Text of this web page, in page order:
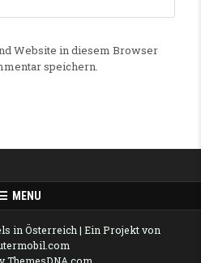
Website in diesem Browser
speichern.
MENU
in Österreich | Ein Projekt von